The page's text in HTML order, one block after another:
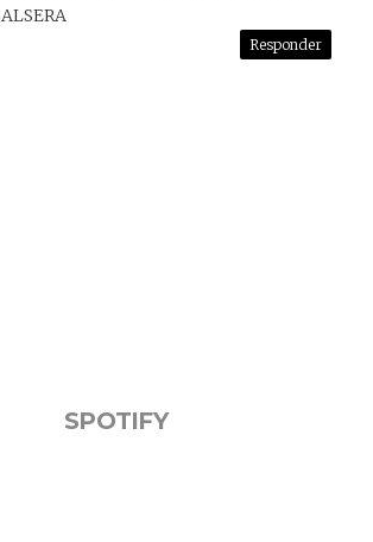
Responder
SPOTIFY